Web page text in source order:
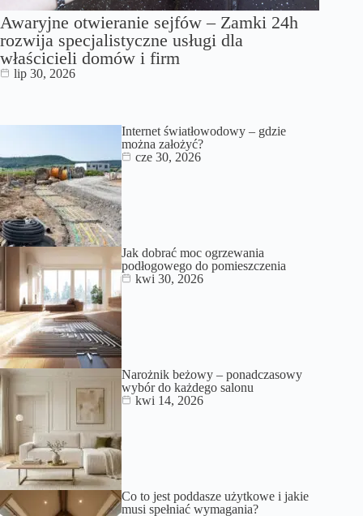
Awaryjne otwieranie sejfów – Zamki 24h
rozwija specjalistyczne usługi dla
właścicieli domów i firm
lip 30, 2026
Internet światłowodowy – gdzie
można założyć?
cze 30, 2026
Jak dobrać moc ogrzewania
podłogowego do pomieszczenia
kwi 30, 2026
Narożnik beżowy – ponadczasowy
wybór do każdego salonu
kwi 14, 2026
Co to jest poddasze użytkowe i jakie
musi spełniać wymagania?